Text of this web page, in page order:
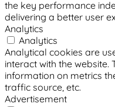
the key performance
delivering a better user
Analytics
Analytics
Analytical cookies are
interact with the website.
information on metrics
traffic source, etc.
Advertisement